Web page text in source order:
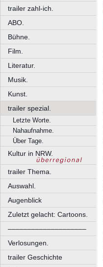
trailer zahl-ich.
ABO.
Bühne.
Film.
Literatur.
Musik.
Kunst.
trailer spezial.
Letzte Worte.
Nahaufnahme.
Über Tage.
Kultur in NRW.
trailer Thema.
Auswahl.
Augenblick
Zuletzt gelacht: Cartoons.
––––––––––––––––––––
Verlosungen.
trailer Geschichte